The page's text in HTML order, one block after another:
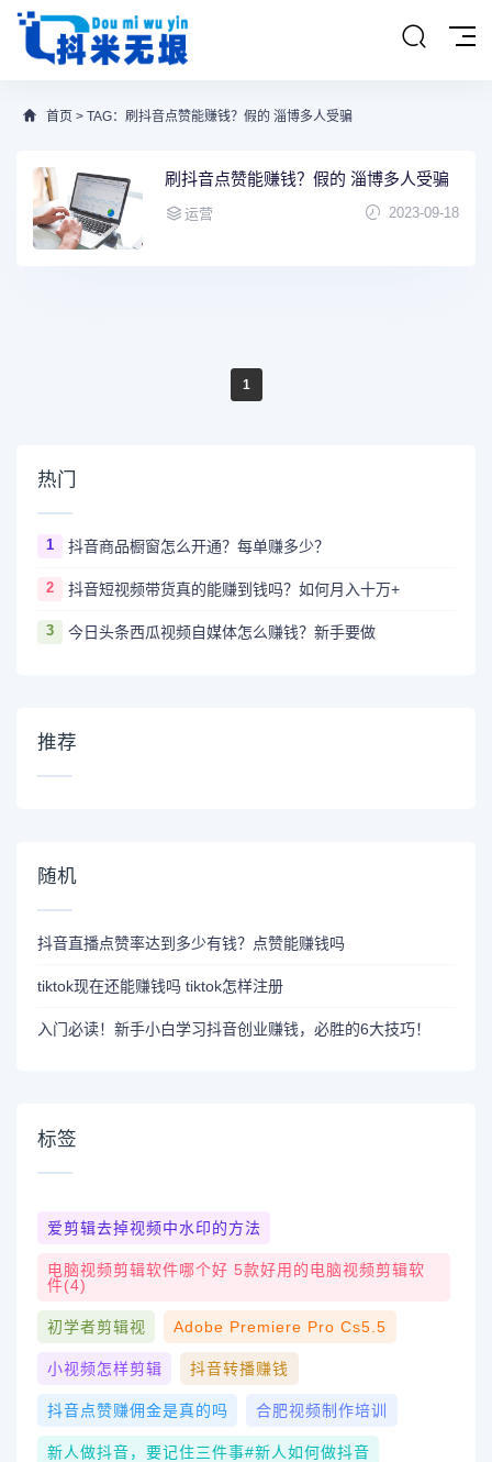
首页 > TAG：刷抖音点赞能赚钱？假的 淄博多人受骗
刷抖音点赞能赚钱？假的 淄博多人受骗
运营 2023-09-18
1
热门
1 抖音商品橱窗怎么开通？每单赚多少？
2 抖音短视频带货真的能赚到钱吗？如何月入十万+
3 今日头条西瓜视频自媒体怎么赚钱？新手要做
推荐
随机
抖音直播点赞率达到多少有钱？点赞能赚钱吗
tiktok现在还能赚钱吗 tiktok怎样注册
入门必读！新手小白学习抖音创业赚钱，必胜的6大技巧！
标签
爱剪辑去掉视频中水印的方法
电脑视频剪辑软件哪个好 5款好用的电脑视频剪辑软
件(4)
初学者剪辑视 Adobe Premiere Pro Cs5.5
小视频怎样剪辑 抖音转播赚钱
抖音点赞赚佣金是真的吗 合肥视频制作培训
新人做抖音，要记住三件事#新人如何做抖音